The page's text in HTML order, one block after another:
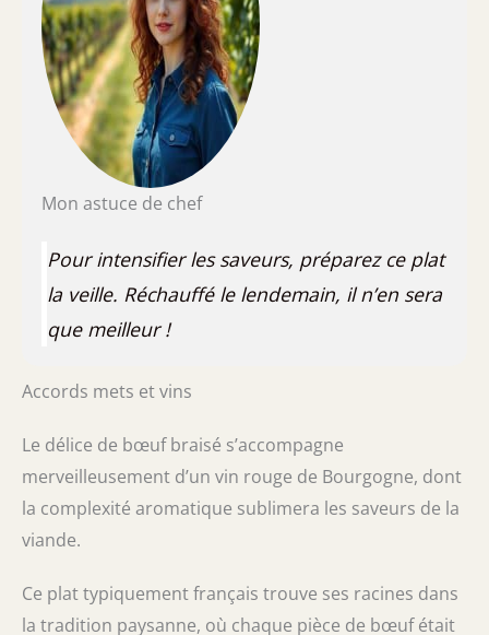
Mon astuce de chef
Pour intensifier les saveurs, préparez ce plat
la veille. Réchauffé le lendemain, il n’en sera
que meilleur !
Accords mets et vins
Le délice de bœuf braisé s’accompagne
merveilleusement d’un vin rouge de Bourgogne, dont
la complexité aromatique sublimera les saveurs de la
viande.
Ce plat typiquement français trouve ses racines dans
la tradition paysanne, où chaque pièce de bœuf était